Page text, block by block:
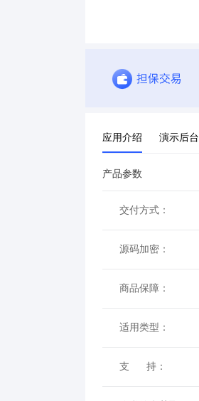
应用介绍 演示后台
产品参数
交付方式：
源码加密：
商品保障：
适用类型：
支 持：